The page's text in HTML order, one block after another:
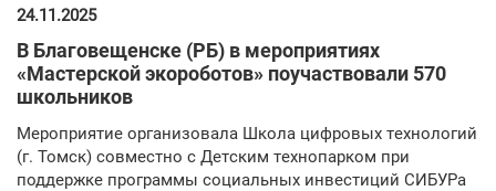
24.11.2025
В Благовещенске (РБ) в мероприятиях
«Мастерской экороботов» поучаствовали 570
школьников
Мероприятие организовала Школа цифровых технологий
(г. Томск) совместно с Детским технопарком при
поддержке программы социальных инвестиций СИБУРа